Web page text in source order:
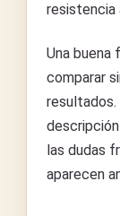
resistencia
Una buena
comparar
las dudas
aparecen